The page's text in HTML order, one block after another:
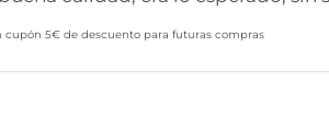
cupón 5€ de descuento para futuras compras